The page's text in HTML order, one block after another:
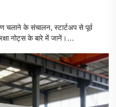
चलाने के संचालन, स्टार्टअप से पूर्व
नोट्स के बारे में जानें।
करने के लिए व्यावसायिक